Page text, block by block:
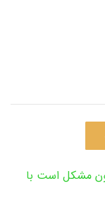
مشکل است با